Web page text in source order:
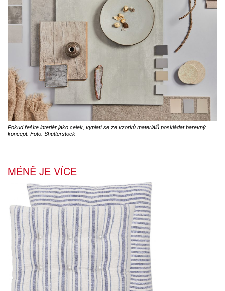
Pokud řešíte interiér jako celek, vyplatí se ze vzorků materiálů poskládat barevný
koncept. Foto: Shutterstock
MÉNĚ JE VÍCE